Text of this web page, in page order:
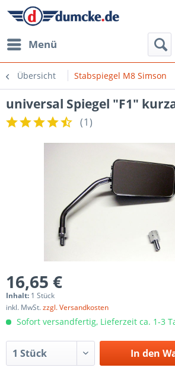
Menü
Übersicht Stabspiegel M8 Simson
universal Spiegel "F1"
(1)
16,65 €
Inhalt: 1 Stück
inkl. MwSt.zzgl. Versandkosten
Sofort versandfertig, Lieferzeit ca. 1-3
In den